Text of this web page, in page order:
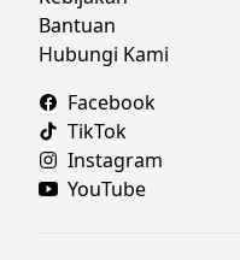
Bantuan
Hubungi Kami
Facebook
TikTok
Instagram
YouTube